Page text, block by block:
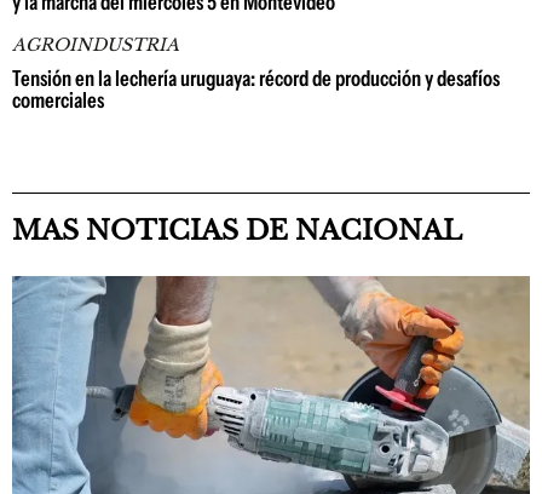
AGROINDUSTRIA
Tensión en la lechería uruguaya: récord de producción y desafíos
comerciales
MAS NOTICIAS DE NACIONAL